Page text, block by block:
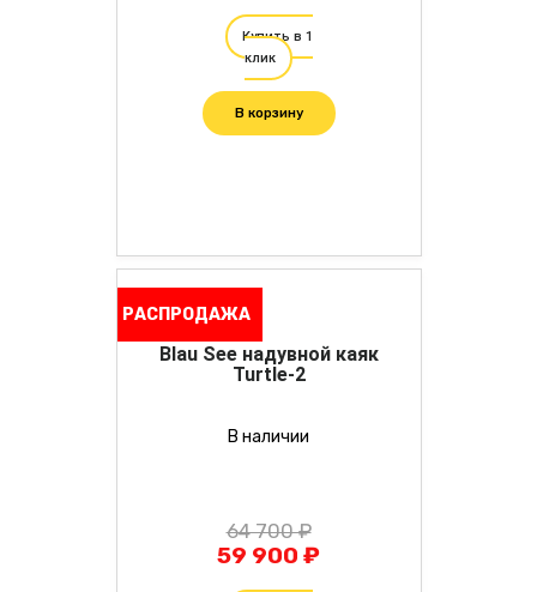
Купить в 1
клик
В корзину
РАСПРОДАЖА
Blau See надувной каяк
Turtle-2
В наличии
64 700 ₽
59 900 ₽